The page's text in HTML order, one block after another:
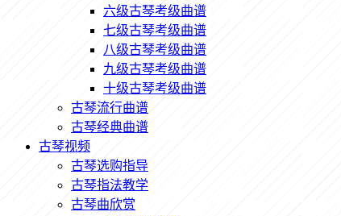
六级古琴考级曲谱
七级古琴考级曲谱
八级古琴考级曲谱
九级古琴考级曲谱
十级古琴考级曲谱
古琴流行曲谱
古琴经典曲谱
古琴视频
古琴选购指导
古琴指法教学
古琴曲欣赏